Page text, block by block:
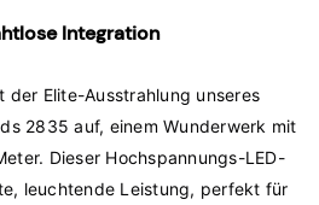
Integration
der Elite-Ausstrahlung unseres
2835 auf, einem Wunderwerk mit
Dieser Hochspannungs-LED-
leuchtende Leistung, perfekt für